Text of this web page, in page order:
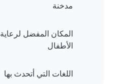
مدخنة
المكان المفضل لرعاية
الأطفال
اللغات التي أتحدث بها